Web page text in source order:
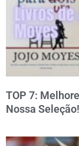
TOP 7:
Nossa Seleção!